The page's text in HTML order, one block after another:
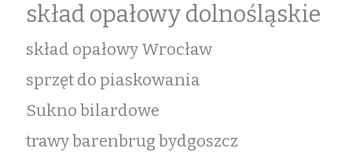
skład opałowy dolnośląskie
skład opałowy Wrocław
sprzęt do piaskowania
Sukno bilardowe
trawy barenbrug bydgoszcz